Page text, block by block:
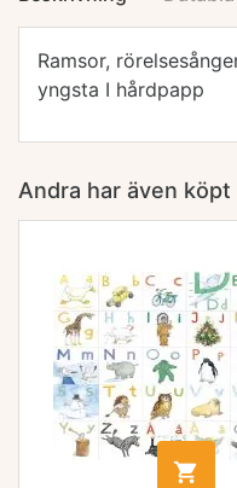
Ramsor,
yngsta I hårdpapp
Andra har även köpt
